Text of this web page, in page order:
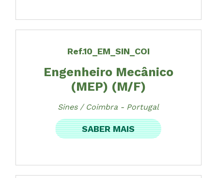
Ref.10_EM_SIN_COI
Engenheiro Mecânico
(MEP) (M/F)
Sines / Coimbra - Portugal
SABER MAIS